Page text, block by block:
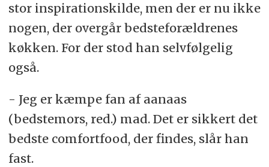
stor inspirationskilde, men der er nu ikke
nogen, der overgår bedsteforældrenes
køkken. For der stod han selvfølgelig
også.
- Jeg er kæmpe fan af aanaas
(bedstemors, red.) mad. Det er sikkert det
bedste comfortfood, der findes, slår han
fast.